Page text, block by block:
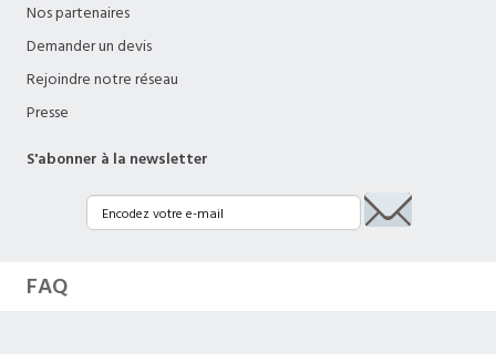
Nos partenaires
Demander un devis
Rejoindre notre réseau
Presse
S'abonner à la newsletter
FAQ